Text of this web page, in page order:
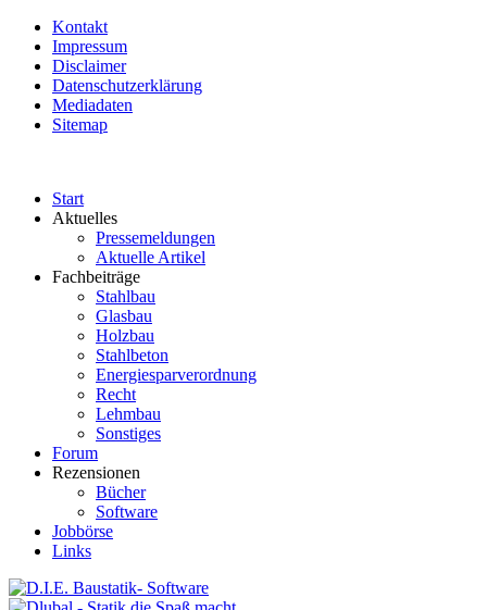
Kontakt
Impressum
Disclaimer
Datenschutzerklärung
Mediadaten
Sitemap
Start
Aktuelles
Pressemeldungen
Aktuelle Artikel
Fachbeiträge
Stahlbau
Glasbau
Holzbau
Stahlbeton
Energiesparverordnung
Recht
Lehmbau
Sonstiges
Forum
Rezensionen
Bücher
Software
Jobbörse
Links